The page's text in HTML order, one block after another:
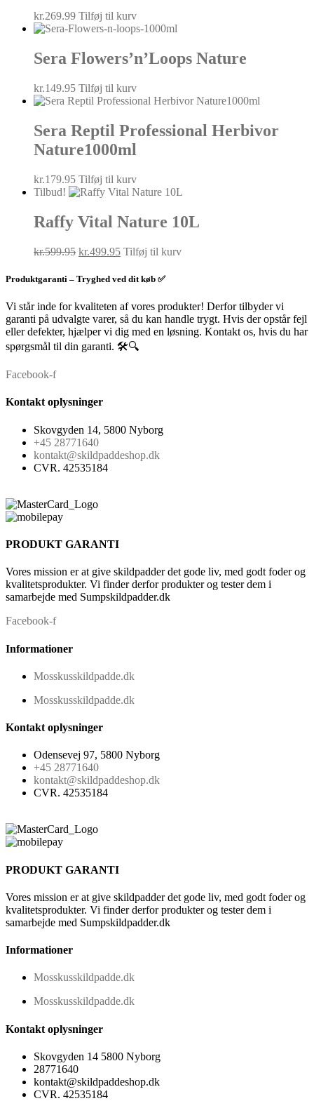
kr.269.99 Tilføj til kurv
Sera Flowers’n’Loops Nature
kr.149.95 Tilføj til kurv
Sera Reptil Professional Herbivor
Nature1000ml
kr.179.95 Tilføj til kurv
Tilbud!
Raffy Vital Nature 10L
kr.599.95 Den
pris
kr.599.95.
kr.499.95Den
pris
kr.499.95.
Tilføj til kurv
Produktgaranti – Tryghed ved dit køb ✅
Vi står inde for kvaliteten af vores produkter! Derfor tilbyder vi
garanti på udvalgte varer, så du kan handle trygt. Hvis der opstår fejl
eller defekter, hjælper vi dig med en løsning. Kontakt os, hvis du har
spørgsmål til din garanti. 🛠️🔍
Facebook-f
Kontakt oplysninger
Skovgyden 14, 5800 Nyborg
+45 28771640
kontakt@skildpaddeshop.dk
CVR. 42535184
PRODUKT GARANTI
Vores mission er at give skildpadder det gode liv, med godt foder og
kvalitetsprodukter. Vi finder derfor produkter og tester dem i
samarbejde med Sumpskildpadder.dk
Facebook-f
Informationer
Mosskusskildpadde.dk
Mosskusskildpadde.dk
Kontakt oplysninger
Odensevej 97, 5800 Nyborg
+45 28771640
kontakt@skildpaddeshop.dk
CVR. 42535184
PRODUKT GARANTI
Vores mission er at give skildpadder det gode liv, med godt foder og
kvalitetsprodukter. Vi finder derfor produkter og tester dem i
samarbejde med Sumpskildpadder.dk
Informationer
Mosskusskildpadde.dk
Mosskusskildpadde.dk
Kontakt oplysninger
Skovgyden 14 5800 Nyborg
28771640
kontakt@skildpaddeshop.dk
CVR. 42535184